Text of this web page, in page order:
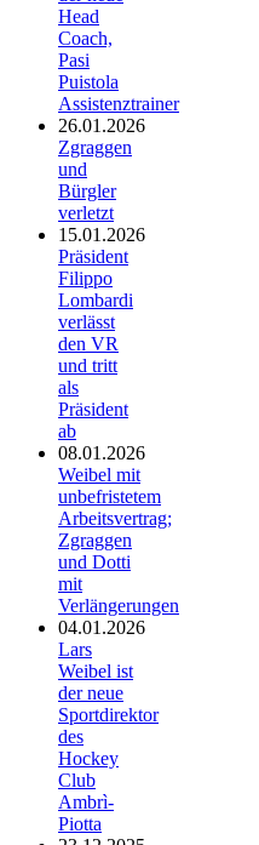
Head
Coach,
Pasi
Puistola
Assistenztrainer
26.01.2026
Zgraggen
und
Bürgler
verletzt
15.01.2026
Präsident
Filippo
Lombardi
verlässt
den VR
und tritt
als
Präsident
ab
08.01.2026
Weibel mit
unbefristetem
Arbeitsvertrag;
Zgraggen
und Dotti
mit
Verlängerungen
04.01.2026
Lars
Weibel ist
der neue
Sportdirektor
des
Hockey
Club
Ambrì-
Piotta